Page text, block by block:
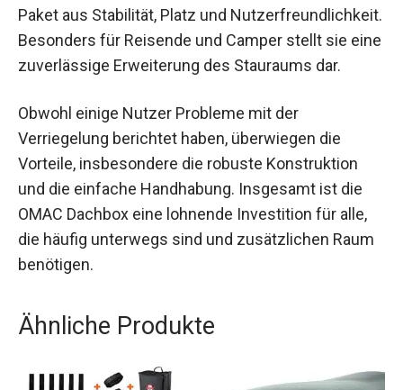
Paket aus Stabilität, Platz und Nutzerfreundlichkeit.
Besonders für Reisende und Camper stellt sie eine
zuverlässige Erweiterung des Stauraums dar.
Obwohl einige Nutzer Probleme mit der
Verriegelung berichtet haben, überwiegen die
Vorteile, insbesondere die robuste Konstruktion
und die einfache Handhabung. Insgesamt ist die
OMAC Dachbox eine lohnende Investition für alle,
die häufig unterwegs sind und zusätzlichen Raum
benötigen.
Ähnliche Produkte